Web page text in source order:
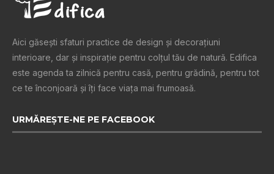
Aici găsești sfaturi practice de design şi decoraţiuni
interioare, dar și inspiraţie pentru colţul tău de natură. Edifica
este agenda ta zilnică pentru casă, pentru grădină, pentru tot
ce te înconjoară şi îţi face viaţa mai frumoasă.
URMĂREȘTE-NE PE FACEBOOK